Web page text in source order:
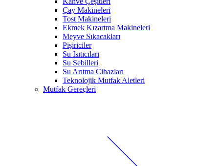
Çay Makineleri
Tost Makineleri
Ekmek Kızartma Makineleri
Meyve Sıkacakları
Pişiriciler
Su Isıtıcıları
Su Sebilleri
Su Arıtma Cihazları
Teknolojik Mutfak Aletleri
Mutfak Gereçleri